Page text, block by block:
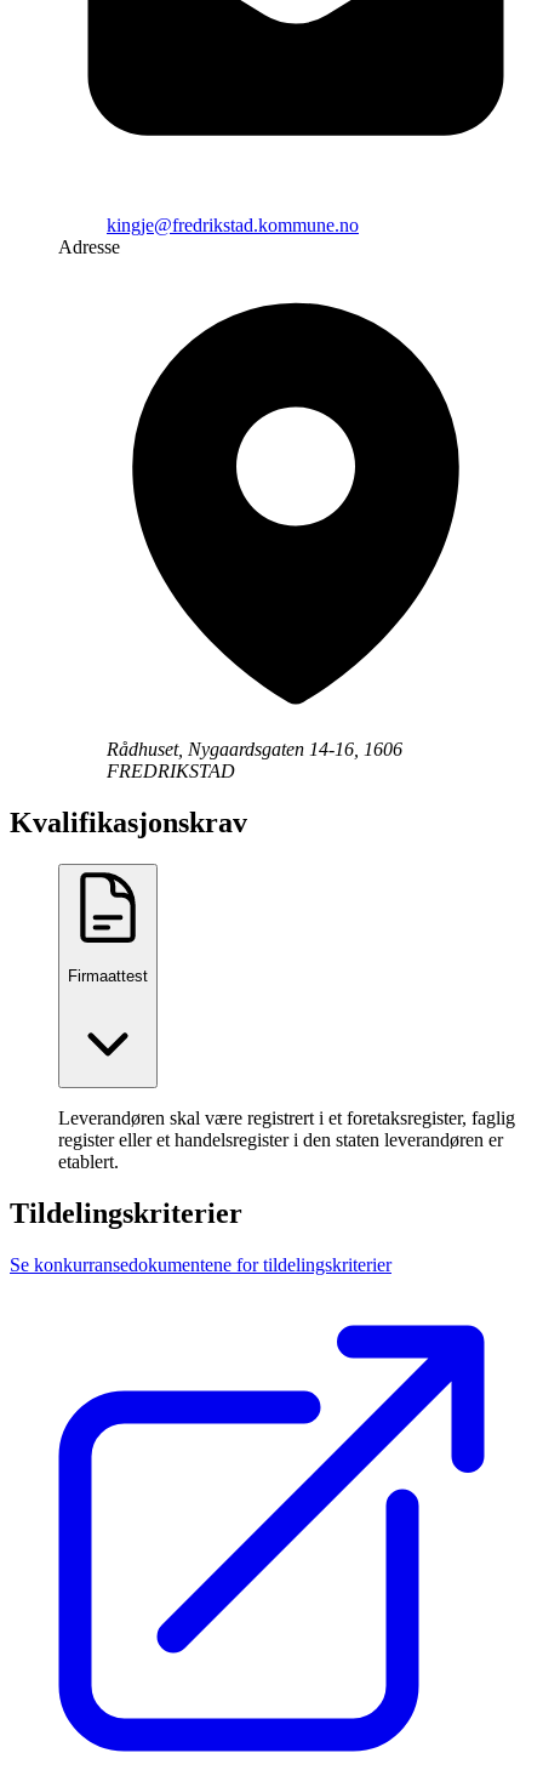
kingje@fredrikstad.kommune.no
Adresse
Rådhuset, Nygaardsgaten 14-16, 1606
FREDRIKSTAD
Kvalifikasjonskrav
Firmaattest
Leverandøren skal være registrert i et foretaksregister, faglig
register eller et handelsregister i den staten leverandøren er
etablert.
Tildelingskriterier
Se konkurransedokumentene for tildelingskriterier